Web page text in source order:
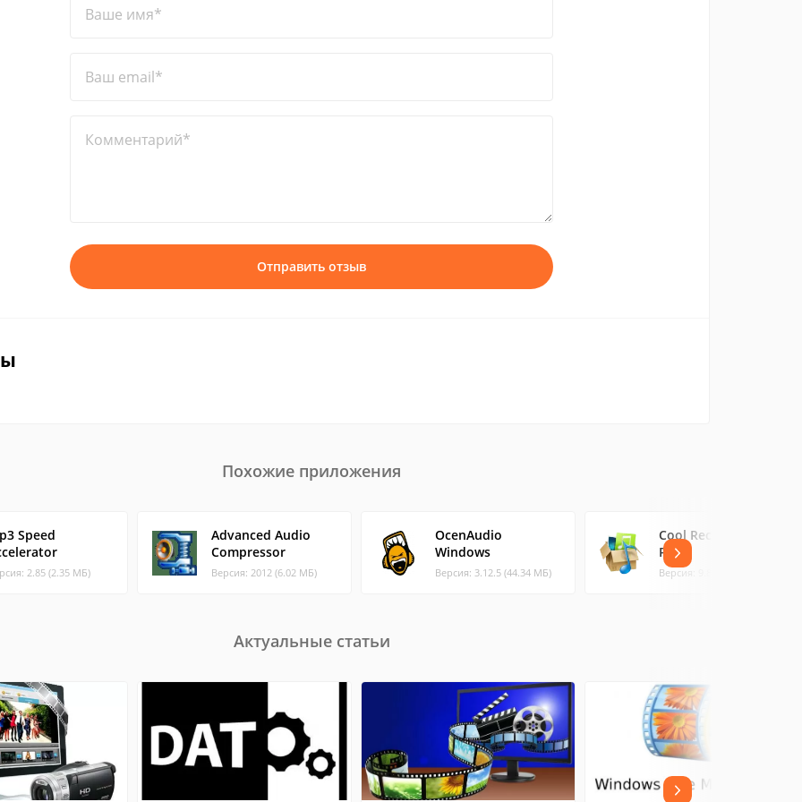
Ваше имя*
Ваш email*
Комментарий*
Отправить отзыв
Похожие приложения
Speed
2.85 (2.35 МБ)
Advanced Audio
Compressor
Версия: 2012 (6.02 МБ)
OcenAudio
Windows
Версия: 3.12.5 (44.34 МБ)
Cool Record Edit
Pro
Версия: 9.8.0 (1.66 МБ)
Актуальные статьи